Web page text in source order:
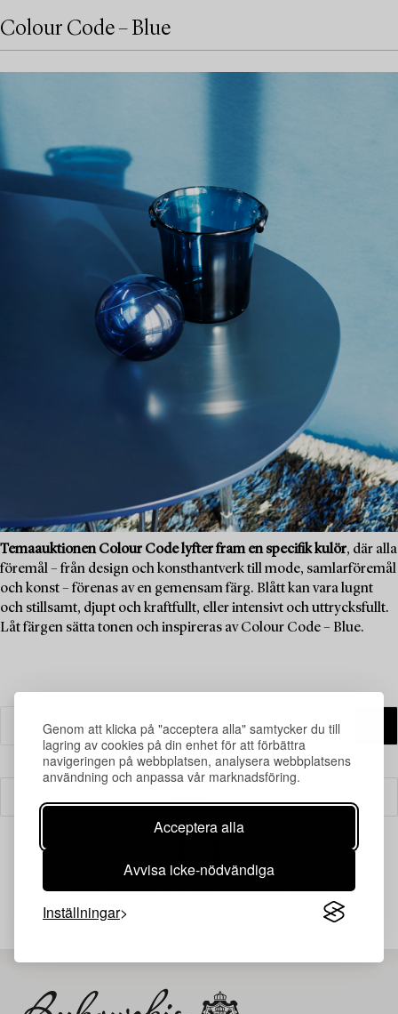
Genom att klicka på "acceptera alla" samtycker du till
lagring av cookies på din enhet för att förbättra
navigeringen på webbplatsen, analysera webbplatsens
användning och anpassa vår marknadsföring.
Acceptera alla
Avvisa icke-nödvändiga
Inställningar
Colour Code – Blue
Temaauktionen Colour Code lyfter fram en specifik kulör, där alla
föremål – från design och konsthantverk till mode, samlarföremål
och konst – förenas av en gemensam färg. Blått kan vara lugnt
och stillsamt, djupt och kraftfullt, eller intensivt och uttrycksfullt.
Låt färgen sätta tonen och inspireras av Colour Code – Blue.